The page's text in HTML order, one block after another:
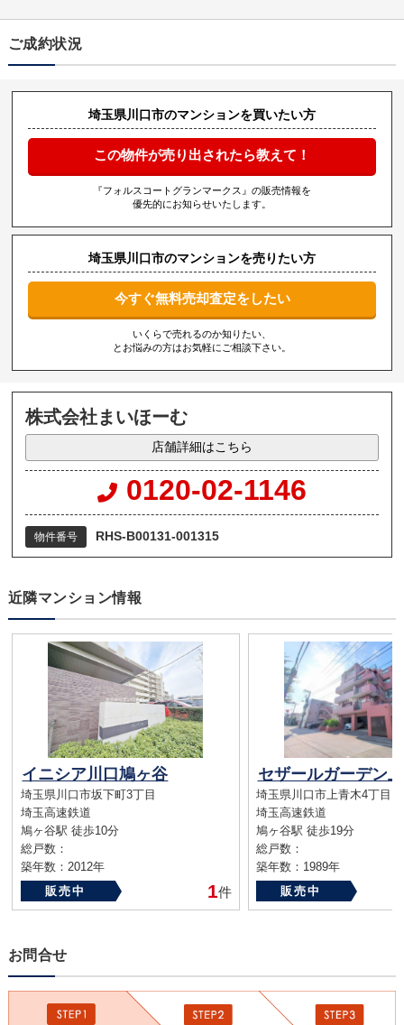
ご成約状況
埼玉県川口市のマンションを買いたい方
この物件が売り出されたら教えて！
『フォルスコートグランマークス』の販売情報を
優先的にお知らせいたします。
埼玉県川口市のマンションを売りたい方
今すぐ無料売却査定をしたい
いくらで売れるのか知りたい、
とお悩みの方はお気軽にご相談下さい。
株式会社まいほーむ
店舗詳細はこちら
0120-02-1146
物件番号 RHS-B00131-001315
近隣マンション情報
イニシア川口鳩ヶ谷
埼玉県川口市坂下町3丁目
埼玉高速鉄道
鳩ヶ谷駅 徒歩10分
総戸数：
築年数：2012年
販売中
1件
セザールガーデン
埼玉県川口市上青木4丁目
埼玉高速鉄道
鳩ヶ谷駅 徒歩19分
総戸数：
築年数：1989年
販売中
お問合せ